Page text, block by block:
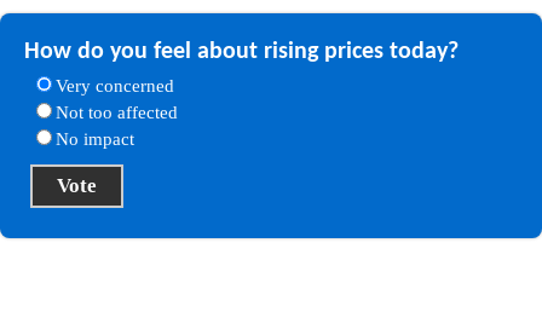
How do you feel about rising prices today?
Very concerned
Not too affected
No impact